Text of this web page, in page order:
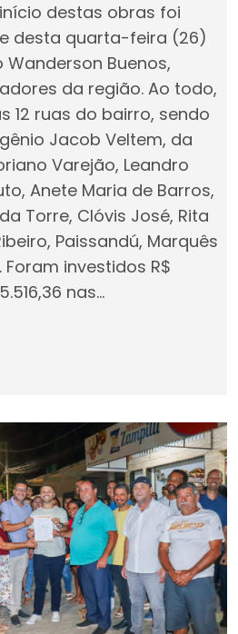
destas obras foi
desta quarta-feira (26)
Buenos,
da região. Ao todo,
12 ruas do bairro, sendo
Jacob Veltem, da
Varejão, Leandro
Anete Maria de Barros,
Torre, Clóvis José, Rita
Paissandú, Marquês
investidos R$
nas…